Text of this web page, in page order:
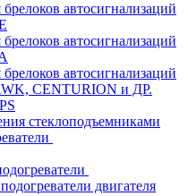
автосигнализаций
автосигнализаций
автосигнализаций
CENTURION и ДР.
стеклоподъемниками
двигателя